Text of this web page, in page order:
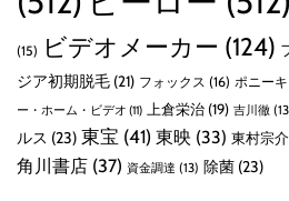
(15) ビデオメーカー (124)
ジア初期脱毛 (21) フォックス (16) ポニー
ー・ホーム・ビデオ (11) 上倉栄治 (19) 吉川徹
ルス (23) 東宝 (41) 東映 (33) 東村宗介
角川書店 (37) 資金調達 (13) 除菌 (23)